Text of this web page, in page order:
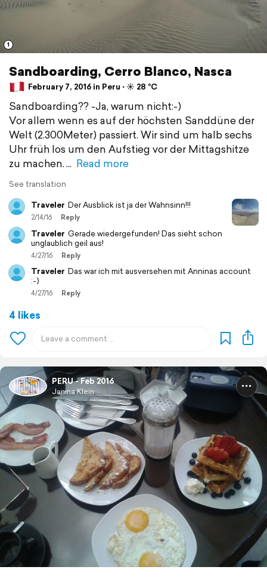
1
Sandboarding, Cerro Blanco, Nasca
February 7, 2016 in Peru ⋅ ☀️ 28 °C
Sandboarding?? -Ja, warum nicht:-)
Vor allem wenn es auf der höchsten Sanddüne der
Welt (2.300Meter) passiert. Wir sind um halb sechs
Uhr früh los um den Aufstieg vor der Mittagshitze
zu machen.
Read more
See translation
Traveler Der Ausblick ist ja der Wahnsinn!!!
2/14/16 Reply
Traveler Gerade wiedergefunden! Das sieht schon
unglaublich geil aus!
4/27/16 Reply
Traveler Das war ich mit ausversehen mit Anninas account
:-)
4/27/16 Reply
4 likes
PERU - Feb 2016
Janina Klein